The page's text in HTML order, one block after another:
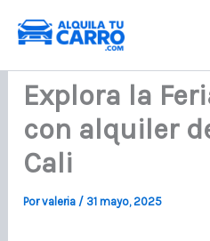
contenido
Explora la
con alquiler
Cali
Porvaleria / 31 mayo, 2025